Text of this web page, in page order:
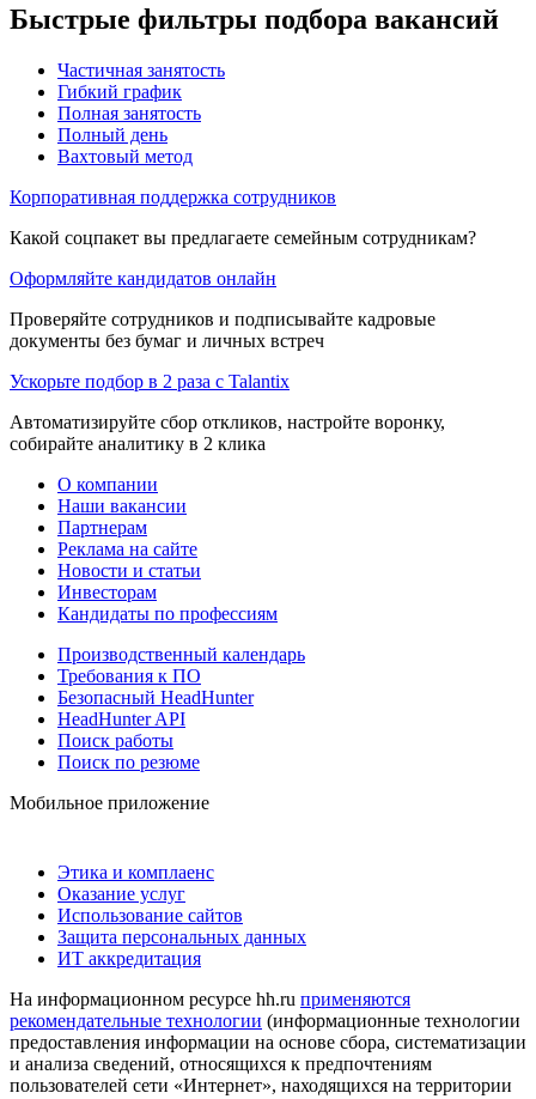
Быстрые фильтры подбора вакансий
Частичная занятость
Гибкий график
Полная занятость
Полный день
Вахтовый метод
Корпоративная поддержка сотрудников
Какой соцпакет вы предлагаете семейным сотрудникам?
Оформляйте кандидатов онлайн
Проверяйте сотрудников и подписывайте кадровые
документы без бумаг и личных встреч
Ускорьте подбор в 2 раза с Talantix
Автоматизируйте сбор откликов, настройте воронку,
собирайте аналитику в 2 клика
О компании
Наши вакансии
Партнерам
Реклама на сайте
Новости и статьи
Инвесторам
Кандидаты по профессиям
Производственный календарь
Требования к ПО
Безопасный HeadHunter
HeadHunter API
Поиск работы
Поиск по резюме
Мобильное приложение
Этика и комплаенс
Оказание услуг
Использование сайтов
Защита персональных данных
ИТ аккредитация
На информационном ресурсе hh.ru применяются
рекомендательные технологии (информационные технологии
предоставления информации на основе сбора, систематизации
и анализа сведений, относящихся к предпочтениям
пользователей сети «Интернет», находящихся на территории